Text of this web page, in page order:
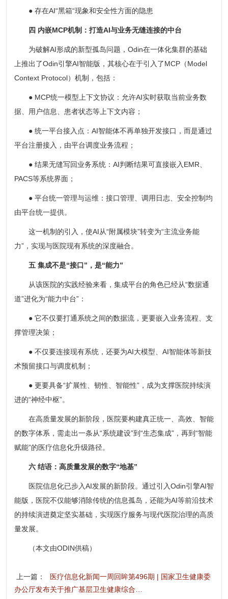
● 存在AI“黑箱“现象和安全性方面的隐患
四 内嵌MCP机制：打造AI与业务无缝连接的中台
为破解AI形成的新型孤岛问题，Odin在一体化集群的基础
上推出了Odin引擎AI智能版，其核心在于引入了MCP（Model
Context Protocol）机制，包括：
● MCP统一模型上下文协议：允许AI实时获取当前业务数
据、用户信息、患者状态等上下文内容；
● 统一平台接入点：AI智能体不再单独开发接口，而是通过
平台注册接入，由平台调度业务流程；
● 结果无缝写回业务系统：AI判断结果可直接嵌入EMR、
PACS等系统界面；
● 平台统一管理与运维：接口管理、调用日志、安全控制均
由平台统一提供。
这一机制的引入，使AI从“附属模块”转变为“主流业务能
力”，实现与医院现有系统的深度融合。
五 集成不是“接口”，是“能力”
从该医院的实践经验来看，集成平台的角色已经从“数据通
道”进化为“能力中台”：
● 它不仅要打通系统之间的数据流，更要嵌入业务流程、支
撑管理决策；
● 不仅要连接现有系统，还要为AI大模型、AI智能体等新技
术预留接口与调度机制；
● 更要具备“扩展性、韧性、智能性”，成为支撑医院持续演
进的“神经中枢”。
在高质量发展的新阶段，医院要构建真正统一、高效、智能
的数字体系，需走出一条从“系统建设”到“生态集成”，再到“智能
赋能”的医疗信息化升级路径。
六 结语：高质量发展的数字“地基”
医院信息化已步入AI发展的新阶段。通过引入Odin引擎AI智
能版，医院不仅能够消除传统的信息孤岛，还能为AI等前沿技术
的持续演进奠定坚实基础，实现医疗服务与现代医院治理的高质
量发展。
（本文由ODIN供稿）
上一篇：
医疗信息化新闻一周回眸第496期 | 国家卫生健康委
办公厅发布关于推广基层卫生健康综合…